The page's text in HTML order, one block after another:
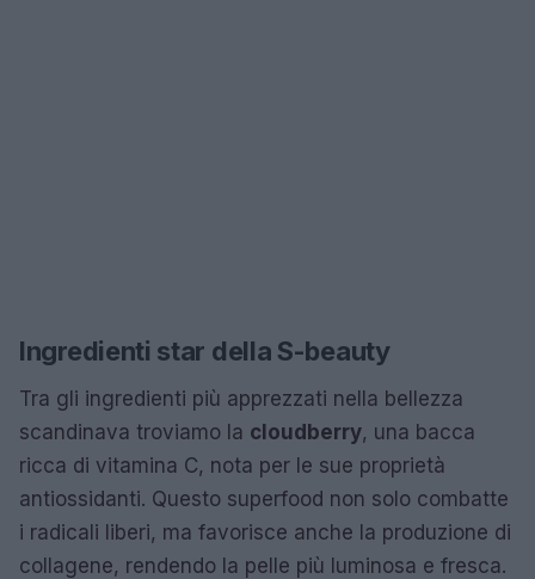
Ingredienti star della S-beauty
Tra gli ingredienti più apprezzati nella bellezza
scandinava troviamo la cloudberry, una bacca
ricca di vitamina C, nota per le sue proprietà
antiossidanti. Questo superfood non solo combatte
i radicali liberi, ma favorisce anche la produzione di
collagene, rendendo la pelle più luminosa e fresca.